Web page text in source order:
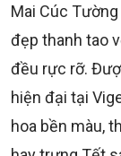
Mai Cúc
đẹp thanh tao
đều rực rỡ.
hiện đại tại
hoa bền màu,